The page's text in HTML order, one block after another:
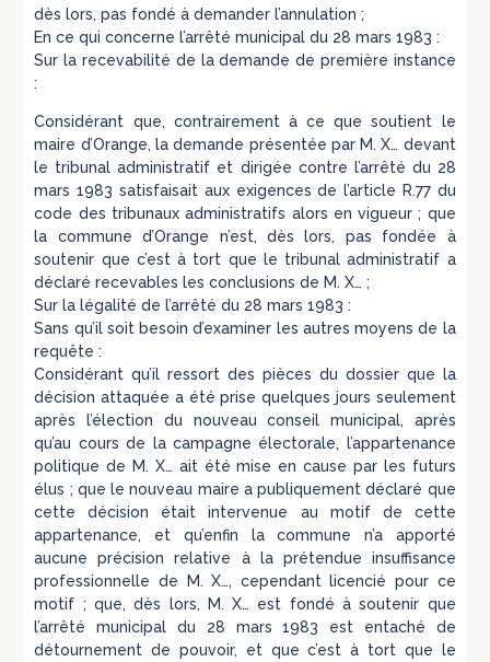
dès lors, pas fondé à demander l’annulation ;
En ce qui concerne l’arrêté municipal du 28 mars 1983 :
Sur la recevabilité de la demande de première instance
:
Considérant que, contrairement à ce que soutient le
maire d’Orange, la demande présentée par M. X… devant
le tribunal administratif et dirigée contre l’arrêté du 28
mars 1983 satisfaisait aux exigences de l’article R.77 du
code des tribunaux administratifs alors en vigueur ; que
la commune d’Orange n’est, dès lors, pas fondée à
soutenir que c’est à tort que le tribunal administratif a
déclaré recevables les conclusions de M. X… ;
Sur la légalité de l’arrêté du 28 mars 1983 :
Sans qu’il soit besoin d’examiner les autres moyens de la
requête :
Considérant qu’il ressort des pièces du dossier que la
décision attaquée a été prise quelques jours seulement
après l’élection du nouveau conseil municipal, après
qu’au cours de la campagne électorale, l’appartenance
politique de M. X… ait été mise en cause par les futurs
élus ; que le nouveau maire a publiquement déclaré que
cette décision était intervenue au motif de cette
appartenance, et qu’enfin la commune n’a apporté
aucune précision relative à la prétendue insuffisance
professionnelle de M. X…, cependant licencié pour ce
motif ; que, dès lors, M. X… est fondé à soutenir que
l’arrêté municipal du 28 mars 1983 est entaché de
détournement de pouvoir, et que c’est à tort que le